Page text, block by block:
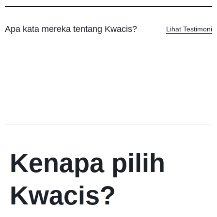
Apa kata mereka tentang Kwacis? Lihat Testimoni
Kenapa pilih
Kwacis?